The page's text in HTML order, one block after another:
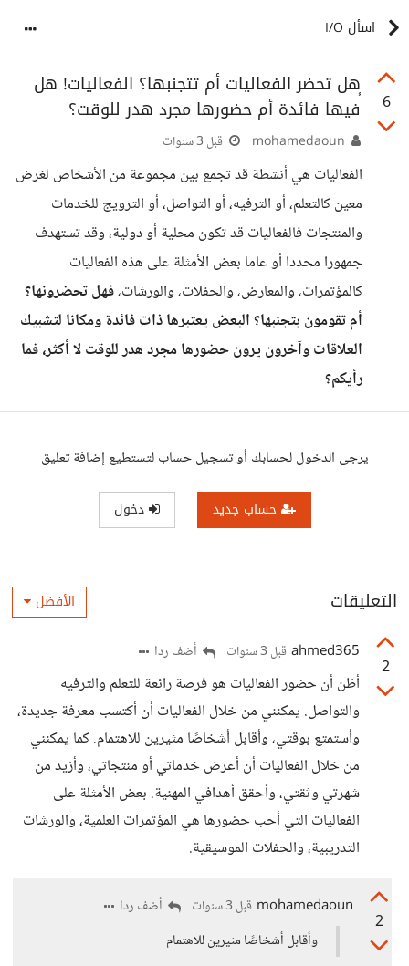
اسأل I/O
6
ٍهل تحضر الفعاليات أم تتجنبها؟ الفعاليات! هل
فيها فائدة أم حضورها مجرد هدر للوقت؟
قبل 3 سنوات
الفعاليات هي أنشطة قد تجمع بين مجموعة من الأشخاص لغرض
معين كالتعلم، أو الترفيه، أو التواصل، أو الترويج للخدمات
والمنتجات فالفعاليات قد تكون محلية أو دولية، وقد تستهدف
جمهورا محددا أو عاما بعض الأمثلة على هذه الفعاليات
كالمؤتمرات، والمعارض، والحفلات، والورشات،فهل تحضرونها؟
أم تقومون بتجنبها؟ البعض يعتبرها ذات فائدة ومكانا لتشبيك
العلاقات وآخرون يرون حضورها مجرد هدر للوقت لا أكثر، فما
رأيكم؟
يرجى الدخول لحسابك أو تسجيل حساب لتستطيع إضافة تعليق
حساب جديد دخول
التعليقات الأفضل
2
ahmed365 قبل 3 سنوات أضف ردا
أظن أن حضور الفعاليات هو فرصة رائعة للتعلم والترفيه
والتواصل. يمكنني من خلال الفعاليات أن أكتسب معرفة جديدة،
وأستمتع بوقتي، وأقابل أشخاصًا مثيرين للاهتمام. كما يمكنني
من خلال الفعاليات أن أعرض خدماتي أو منتجاتي، وأزيد من
شهرتي وثقتي، وأحقق أهدافي المهنية. بعض الأمثلة على
الفعاليات التي أحب حضورها هي المؤتمرات العلمية، والورشات
التدريبية، والحفلات الموسيقية.
2
mohamedaoun قبل 3 سنوات
أضف ردا
وأقابل أشخاصًا مثيرين للاهتمام